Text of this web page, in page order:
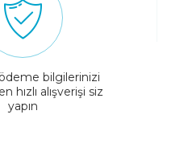
bilgilerinizi
hızlı alışverişi siz
yapın